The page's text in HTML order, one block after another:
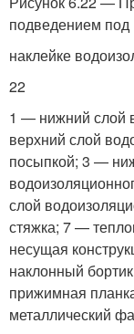
подведением
наклейке
22
1 — нижний слой
верхний слой
посыпкой; 3 —
слой
стяжка; 7 —
несущая
наклонный
прижимная
металлический